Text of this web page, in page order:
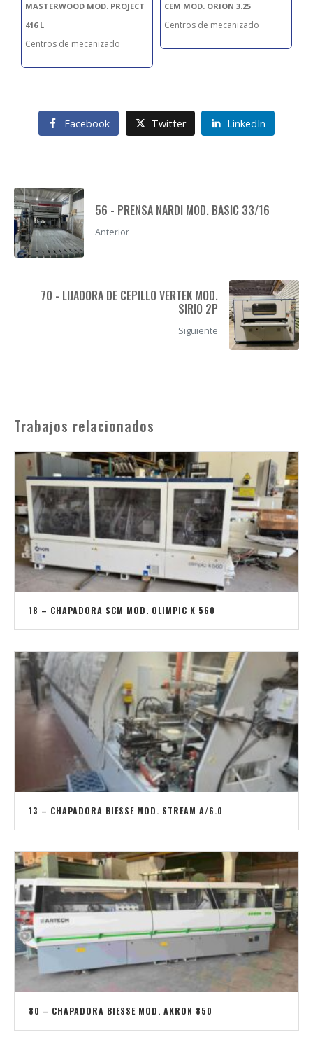
MASTERWOOD MOD. PROJECT
416 L
Centros de mecanizado
CEM MOD. ORION 3.25
Centros de mecanizado
Facebook Twitter LinkedIn
56 - PRENSA NARDI MOD. BASIC 33/16
Anterior
70 - LIJADORA DE CEPILLO VERTEK MOD.
SIRIO 2P
Siguiente
Trabajos relacionados
18 – CHAPADORA SCM MOD. OLIMPIC K 560
13 – CHAPADORA BIESSE MOD. STREAM A/6.0
80 – CHAPADORA BIESSE MOD. AKRON 850